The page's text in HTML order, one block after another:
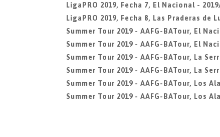
LigaPRO 2019, Fecha 7, El Nacional -
LigaPRO 2019, Fecha 8, Las Praderas de
Summer Tour 2019 - AAFG-BATour, El
Summer Tour 2019 - AAFG-BATour, El
Summer Tour 2019 - AAFG-BATour, La
Summer Tour 2019 - AAFG-BATour, La
Summer Tour 2019 - AAFG-BATour, Los
Summer Tour 2019 - AAFG-BATour, Los